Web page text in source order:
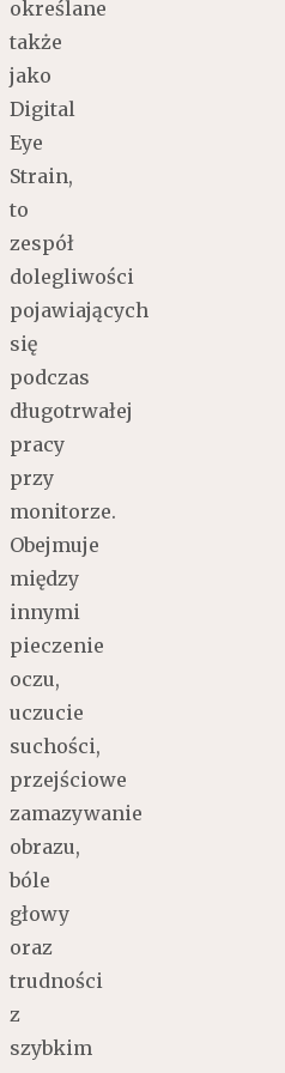
określane
także
jako
Digital
Eye
Strain,
to
zespół
dolegliwości
pojawiających
się
podczas
długotrwałej
pracy
przy
monitorze.
Obejmuje
między
innymi
pieczenie
oczu,
uczucie
suchości,
przejściowe
zamazywanie
obrazu,
bóle
głowy
oraz
trudności
z
szybkim